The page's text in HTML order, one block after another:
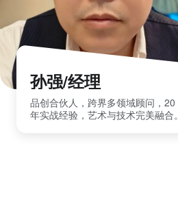
孙强/经理
品创合伙人，跨界多领域顾问，20
年实战经验，艺术与技术完美融合。